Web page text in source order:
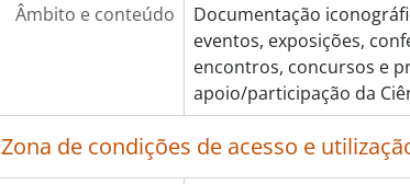
[Item] Semana da Ciência e
[Item] Medir a Latitude e a Longitude,
[Item] Roteiro 3 - Locais do
[Item] Roteiro 4 - Sabores da cidade,
[Item] 16º Aniversário do Pavilhão do
[Item] The European Annual
Âmbito e conteúdo
Documentação
eventos, exposições,
encontros, concursos e
apoio/participação da
Zona de condições de acesso e